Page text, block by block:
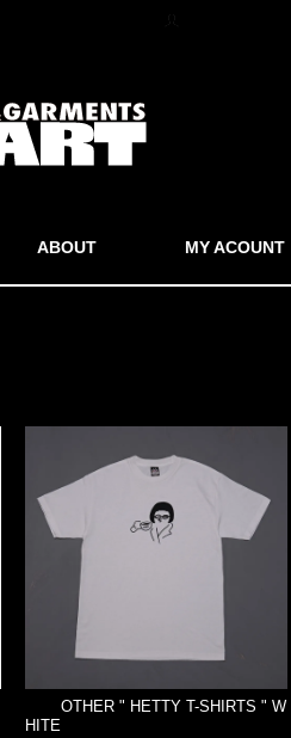
ABOUT MY ACOUNT
OTHER " HETTY T-SHIRTS " W
HITE